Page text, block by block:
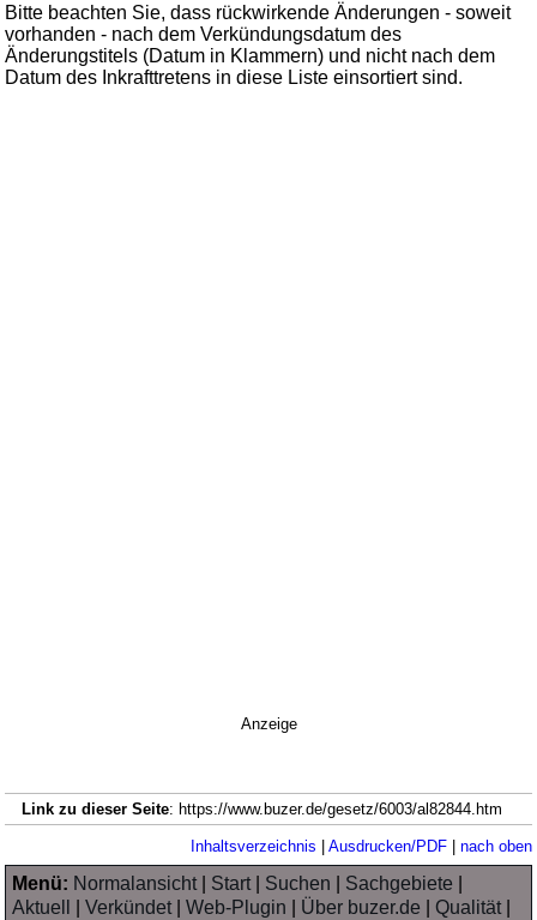
Bitte beachten Sie, dass rückwirkende Änderungen - soweit
vorhanden - nach dem Verkündungsdatum des
Änderungstitels (Datum in Klammern) und nicht nach dem
Datum des Inkrafttretens in diese Liste einsortiert sind.
Anzeige
Link zu dieser Seite: https://www.buzer.de/gesetz/6003/al82844.htm
Inhaltsverzeichnis | Ausdrucken/PDF| nach oben
Menü: Normalansicht| Start| Suchen Sachgebiete
Aktuell
|Verkündet|Web-Plugin Über buzer.de |Qualität|